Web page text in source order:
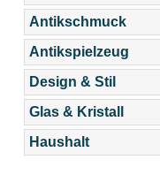
Antikschmuck
Antikspielzeug
Design & Stil
Glas & Kristall
Haushalt